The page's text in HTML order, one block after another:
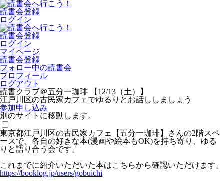
読書会登録
ログイン
読書会登録
ログイン
マイページ
読書会登録
フォロー中の読書会
プロフィール
ログアウト
読書クラブ＠五分一珈琲 【12/13（土）】
江戸川区の古民家カフェでゆるりとお話ししましょう
参加申し込み
別のサイトに移動します。
東京都江戸川区の古民家カフェ【五分一珈琲】さんの2階スペ
ースで、各自の好きな本(漫画や絵本もOK)を持ち寄り、ゆる
りと語り合う会です。
これまでに紹介いただいた本はこちらから確認いただけます。
https://booklog.jp/users/gobuichi